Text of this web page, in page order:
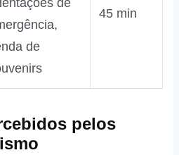
de
de
45 min
pelos